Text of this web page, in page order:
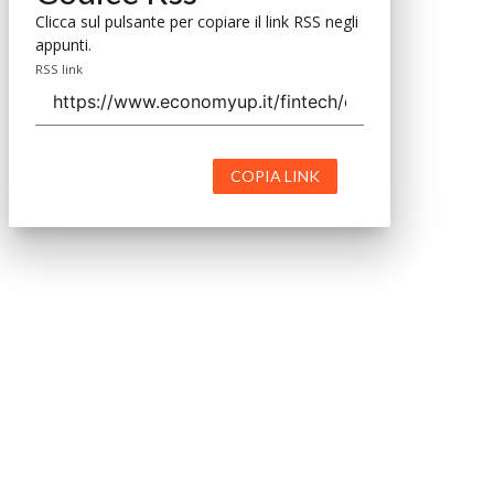
Clicca sul pulsante per copiare il link RSS negli
appunti.
RSS link
COPIA LINK